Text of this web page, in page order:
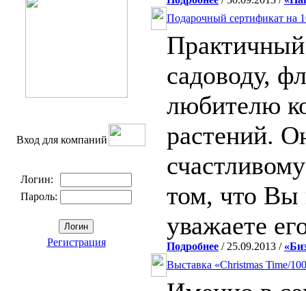
Вход для компаний
Логин:
Пароль:
Регистрация
Подарочный сертификат на
садоводу,
любителю
растений.
том, что Вы
уважаете
Подробнее / 25.09.2013 /
Выставка «Christmas Time/